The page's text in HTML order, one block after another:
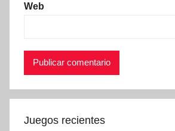
Web
Juegos recientes